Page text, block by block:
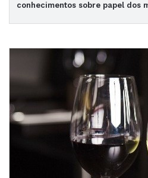
conhecimentos sobre papel dos